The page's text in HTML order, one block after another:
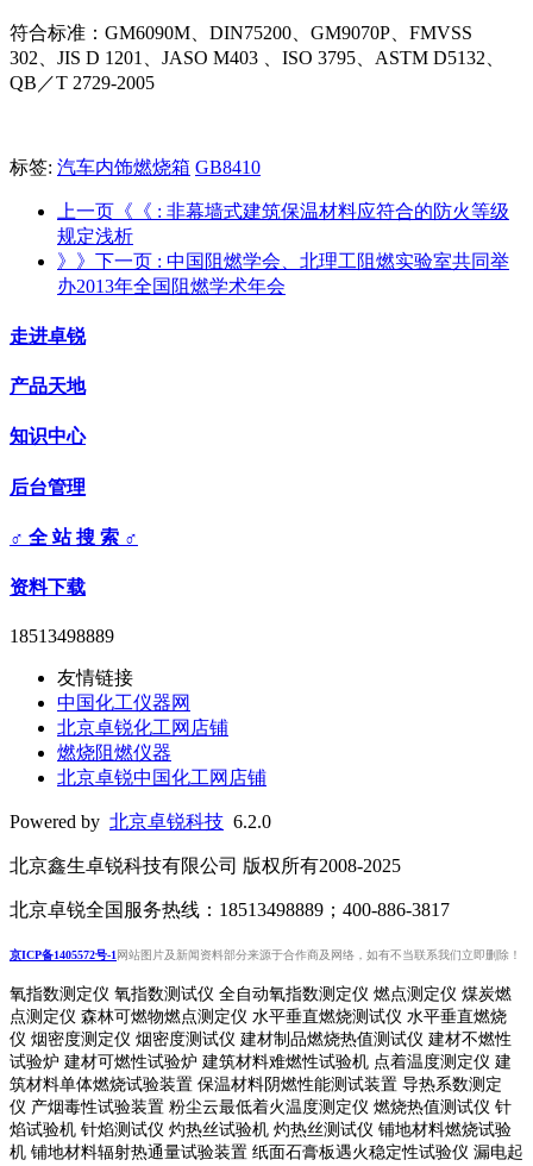
符合标准：GM6090M、DIN75200、GM9070P、FMVSS
302、JIS D 1201、JASO M403 、ISO 3795、ASTM D5132、
QB／T 2729-2005
标签: 汽车内饰燃烧箱 GB8410
上一页《《 : 非幕墙式建筑保温材料应符合的防火等级
规定浅析
》》下一页 : 中国阻燃学会、北理工阻燃实验室共同举
办2013年全国阻燃学术年会
走进卓锐
产品天地
知识中心
后台管理
♂ 全 站 搜 索 ♂
资料下载
18513498889
友情链接
中国化工仪器网
北京卓锐化工网店铺
燃烧阻燃仪器
北京卓锐中国化工网店铺
Powered by 北京卓锐科技 6.2.0
北京鑫生卓锐科技有限公司 版权所有2008-2025
北京卓锐全国服务热线：18513498889；400-886-3817
京ICP备1405572号-1网站图片及新闻资料部分来源于合作商及网络，如有不当联系我们立即删除！
氧指数测定仪 氧指数测试仪 全自动氧指数测定仪 燃点测定仪 煤炭燃
点测定仪 森林可燃物燃点测定仪 水平垂直燃烧测试仪 水平垂直燃烧
仪 烟密度测定仪 烟密度测试仪 建材制品燃烧热值测试仪 建材不燃性
试验炉 建材可燃性试验炉 建筑材料难燃性试验机 点着温度测定仪 建
筑材料单体燃烧试验装置 保温材料阴燃性能测试装置 导热系数测定
仪 产烟毒性试验装置 粉尘云最低着火温度测定仪 燃烧热值测试仪 针
焰试验机 针焰测试仪 灼热丝试验机 灼热丝测试仪 铺地材料燃烧试验
机 铺地材料辐射热通量试验装置 纸面石膏板遇火稳定性试验仪 漏电起